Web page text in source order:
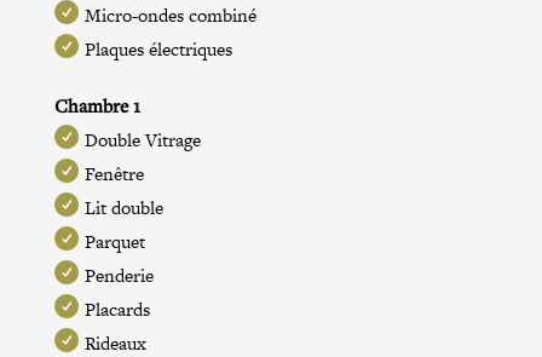
Micro-ondes combiné
Plaques électriques
Chambre 1
Double Vitrage
Fenêtre
Lit double
Parquet
Penderie
Placards
Rideaux